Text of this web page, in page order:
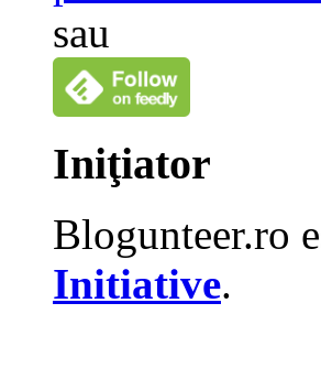
sau
Iniţiator
Blogunteer.ro
Initiative.